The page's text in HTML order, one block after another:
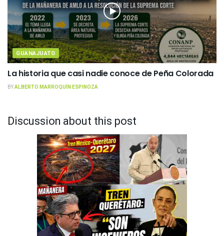
GUANAJUATO
La historia que casi nadie conoce de Peña Colorada
BYALBERTO MARROQUÍN ESPINOZA
Discussion about this post